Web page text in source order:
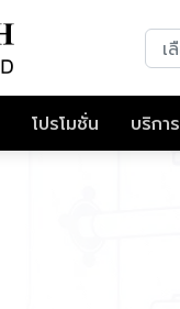
โปรโมชั่น บริการ